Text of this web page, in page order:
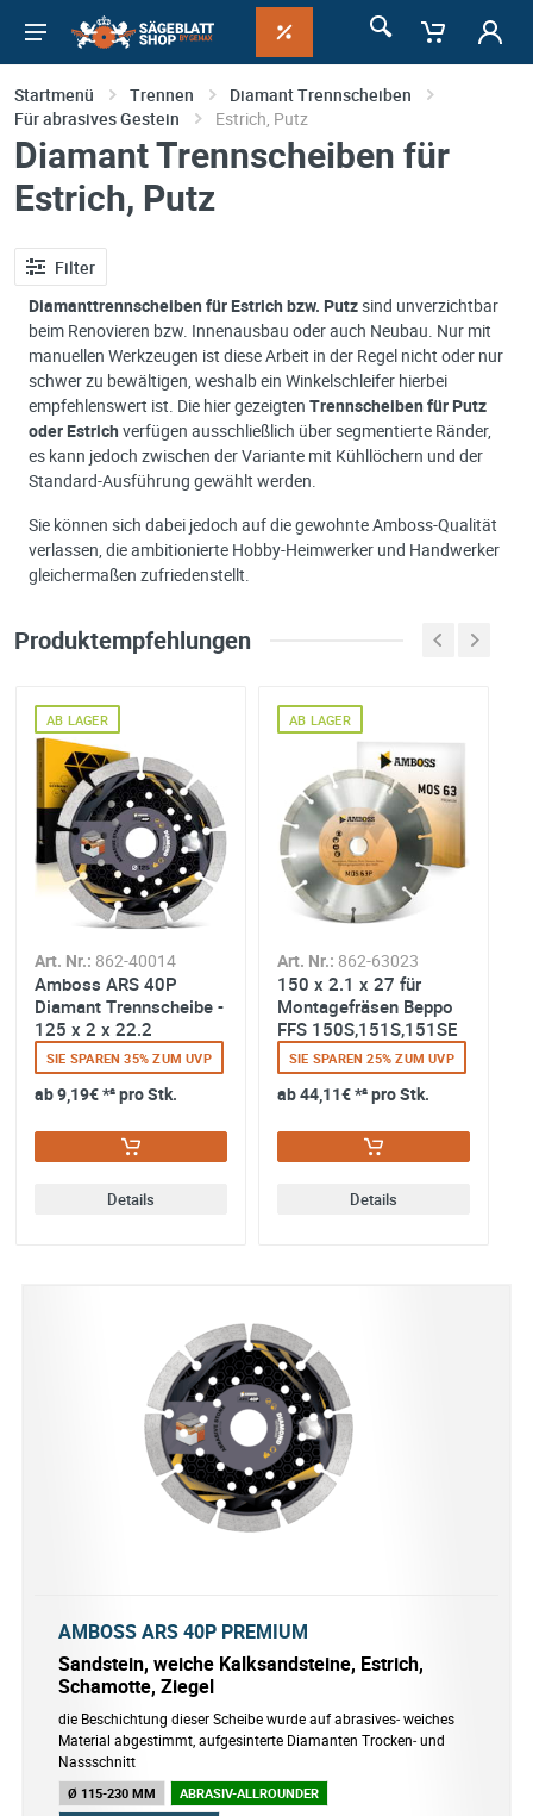
Startmenü Trennen
Diamant Trennscheiben
Für abrasives Gestein
Estrich, Putz
Diamant Trennscheiben für
Estrich, Putz
Filter
Diamanttrennscheiben für Estrich bzw. Putzsind unverzichtbar
beim Renovieren bzw. Innenausbau oder auch Neubau. Nur mit
manuellen Werkzeugen ist diese Arbeit in der Regel nicht oder nur
schwer zu bewältigen, weshalb ein Winkelschleifer hierbei
empfehlenswert ist. Die hier gezeigten Trennscheiben für Putz
oder Estrich verfügen ausschließlich über segmentierte Ränder,
es kann jedoch zwischen der Variante mit Kühllöchern und der
Standard-Ausführung gewählt werden.
Sie können sich dabei jedoch auf die gewohnte Amboss-Qualität
verlassen, die ambitionierte Hobby-Heimwerker und Handwerker
gleichermaßen zufriedenstellt.
Produktempfehlungen
Art. Nr.: 862-40014
Amboss ARS 40P
Diamant Trennscheibe -
125 x 2 x 22.2
AB LAGER
SIE SPAREN 35% ZUM UVP
ab9,19€*² pro Stk.
Details
Art. Nr.: 862-63023
150 x 2.1 x 27 für
Montagefräsen Beppo
FFS 150S,151S,151SE
AB LAGER
SIE SPAREN 25% ZUM UVP
ab44,11€*² pro Stk.
Details
AMBOSS ARS 40P PREMIUM
Sandstein, weiche Kalksandsteine, Estrich,
Schamotte, Ziegel
die Beschichtung dieser Scheibe wurde auf abrasives‐ weiches
Material abgestimmt, aufgesinterte Diamanten Trocken‐ und
Nassschnitt
Ø 115-230 MM
ABRASIV-ALLROUNDER